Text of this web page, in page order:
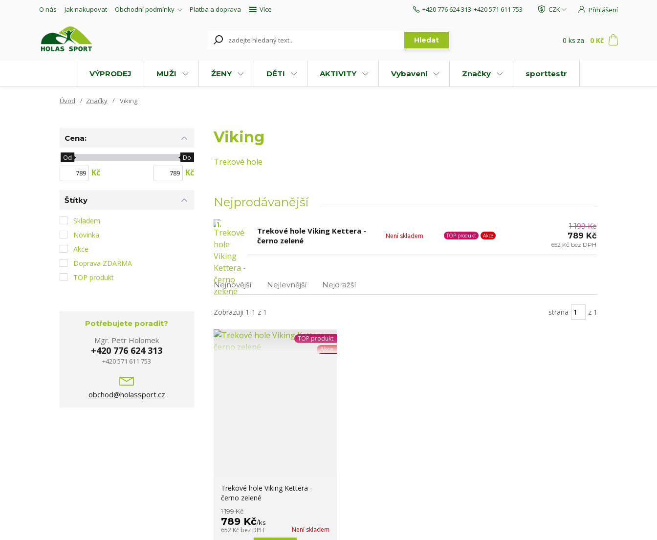
O nás Jak nakupovat Obchodní podmínky Platba a doprava Více CZK Přihlášení
Hledat
+420 776 624 313 +420 571 611 753
0 ks za 0 Kč
VÝPRODEJ MUŽI ŽENY DĚTI AKTIVITY Vybavení Značky sporttestr
Úvod Značky Viking
Viking
Trekové hole
Nejprodávanější
1.
Trekové hole Viking Kettera -
černo zelené
Není skladem TOP produkt Akce
1 199 Kč
789 Kč
652 Kč bez DPH
Nejnovější Nejlevnější Nejdražší
Zobrazuji 1-1 z 1 strana z 1
TOP produkt
Akce
Trekové hole Viking Kettera -
černo zelené
1 199 Kč
789 Kč/ks
652 Kč bez DPH Není skladem
Cena:
Kč
Od Do
Kč
Štítky
Skladem
Novinka
Akce
Doprava ZDARMA
TOP produkt
Potřebujete poradit?
Mgr. Petr Holomek
+420 776 624 313
+420 571 611 753
obchod@holassport.cz